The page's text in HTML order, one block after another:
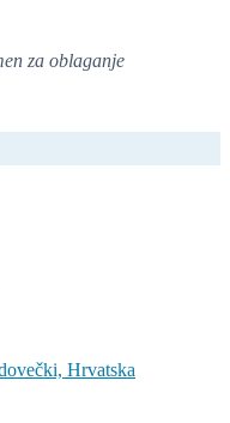
za oblaganje
Hrvatska